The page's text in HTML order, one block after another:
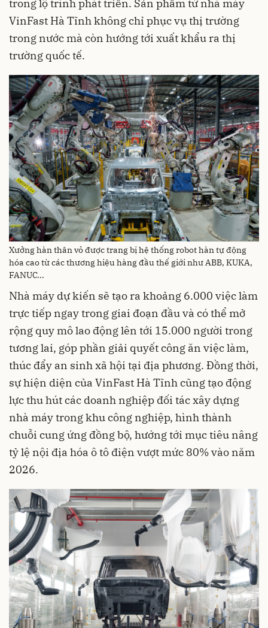
trong lộ trình phát triển. Sản phẩm từ nhà máy
VinFast Hà Tĩnh không chỉ phục vụ thị trường
trong nước mà còn hướng tới xuất khẩu ra thị
trường quốc tế.
Xưởng hàn thân vỏ được trang bị hệ thống robot hàn tự động
hóa cao từ các thương hiệu hàng đầu thế giới như ABB, KUKA,
FANUC...
Nhà máy dự kiến sẽ tạo ra khoảng 6.000 việc làm
trực tiếp ngay trong giai đoạn đầu và có thể mở
rộng quy mô lao động lên tới 15.000 người trong
tương lai, góp phần giải quyết công ăn việc làm,
thúc đẩy an sinh xã hội tại địa phương. Đồng thời,
sự hiện diện của VinFast Hà Tĩnh cũng tạo động
lực thu hút các doanh nghiệp đối tác xây dựng
nhà máy trong khu công nghiệp, hình thành
chuỗi cung ứng đồng bộ, hướng tới mục tiêu nâng
tỷ lệ nội địa hóa ô tô điện vượt mức 80% vào năm
2026.